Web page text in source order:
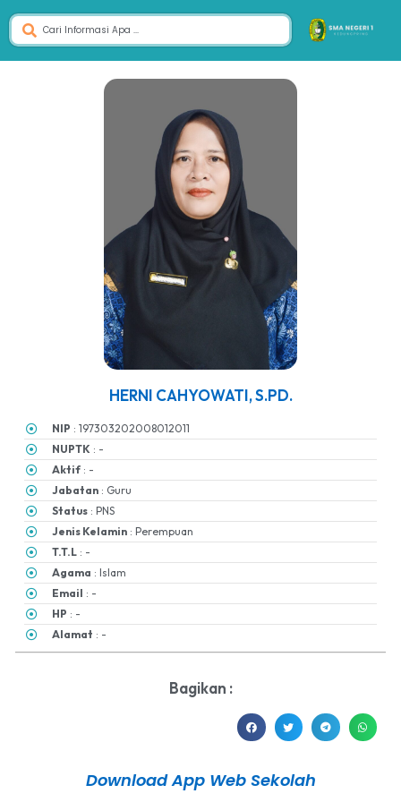
HERNI CAHYOWATI, S.PD.
NIP : 197303202008012011
NUPTK : -
Aktif : -
Jabatan : Guru
Status : PNS
Jenis Kelamin : Perempuan
T.T.L : -
Agama : Islam
Email : -
HP : -
Alamat : -
Bagikan :
Download App Web Sekolah